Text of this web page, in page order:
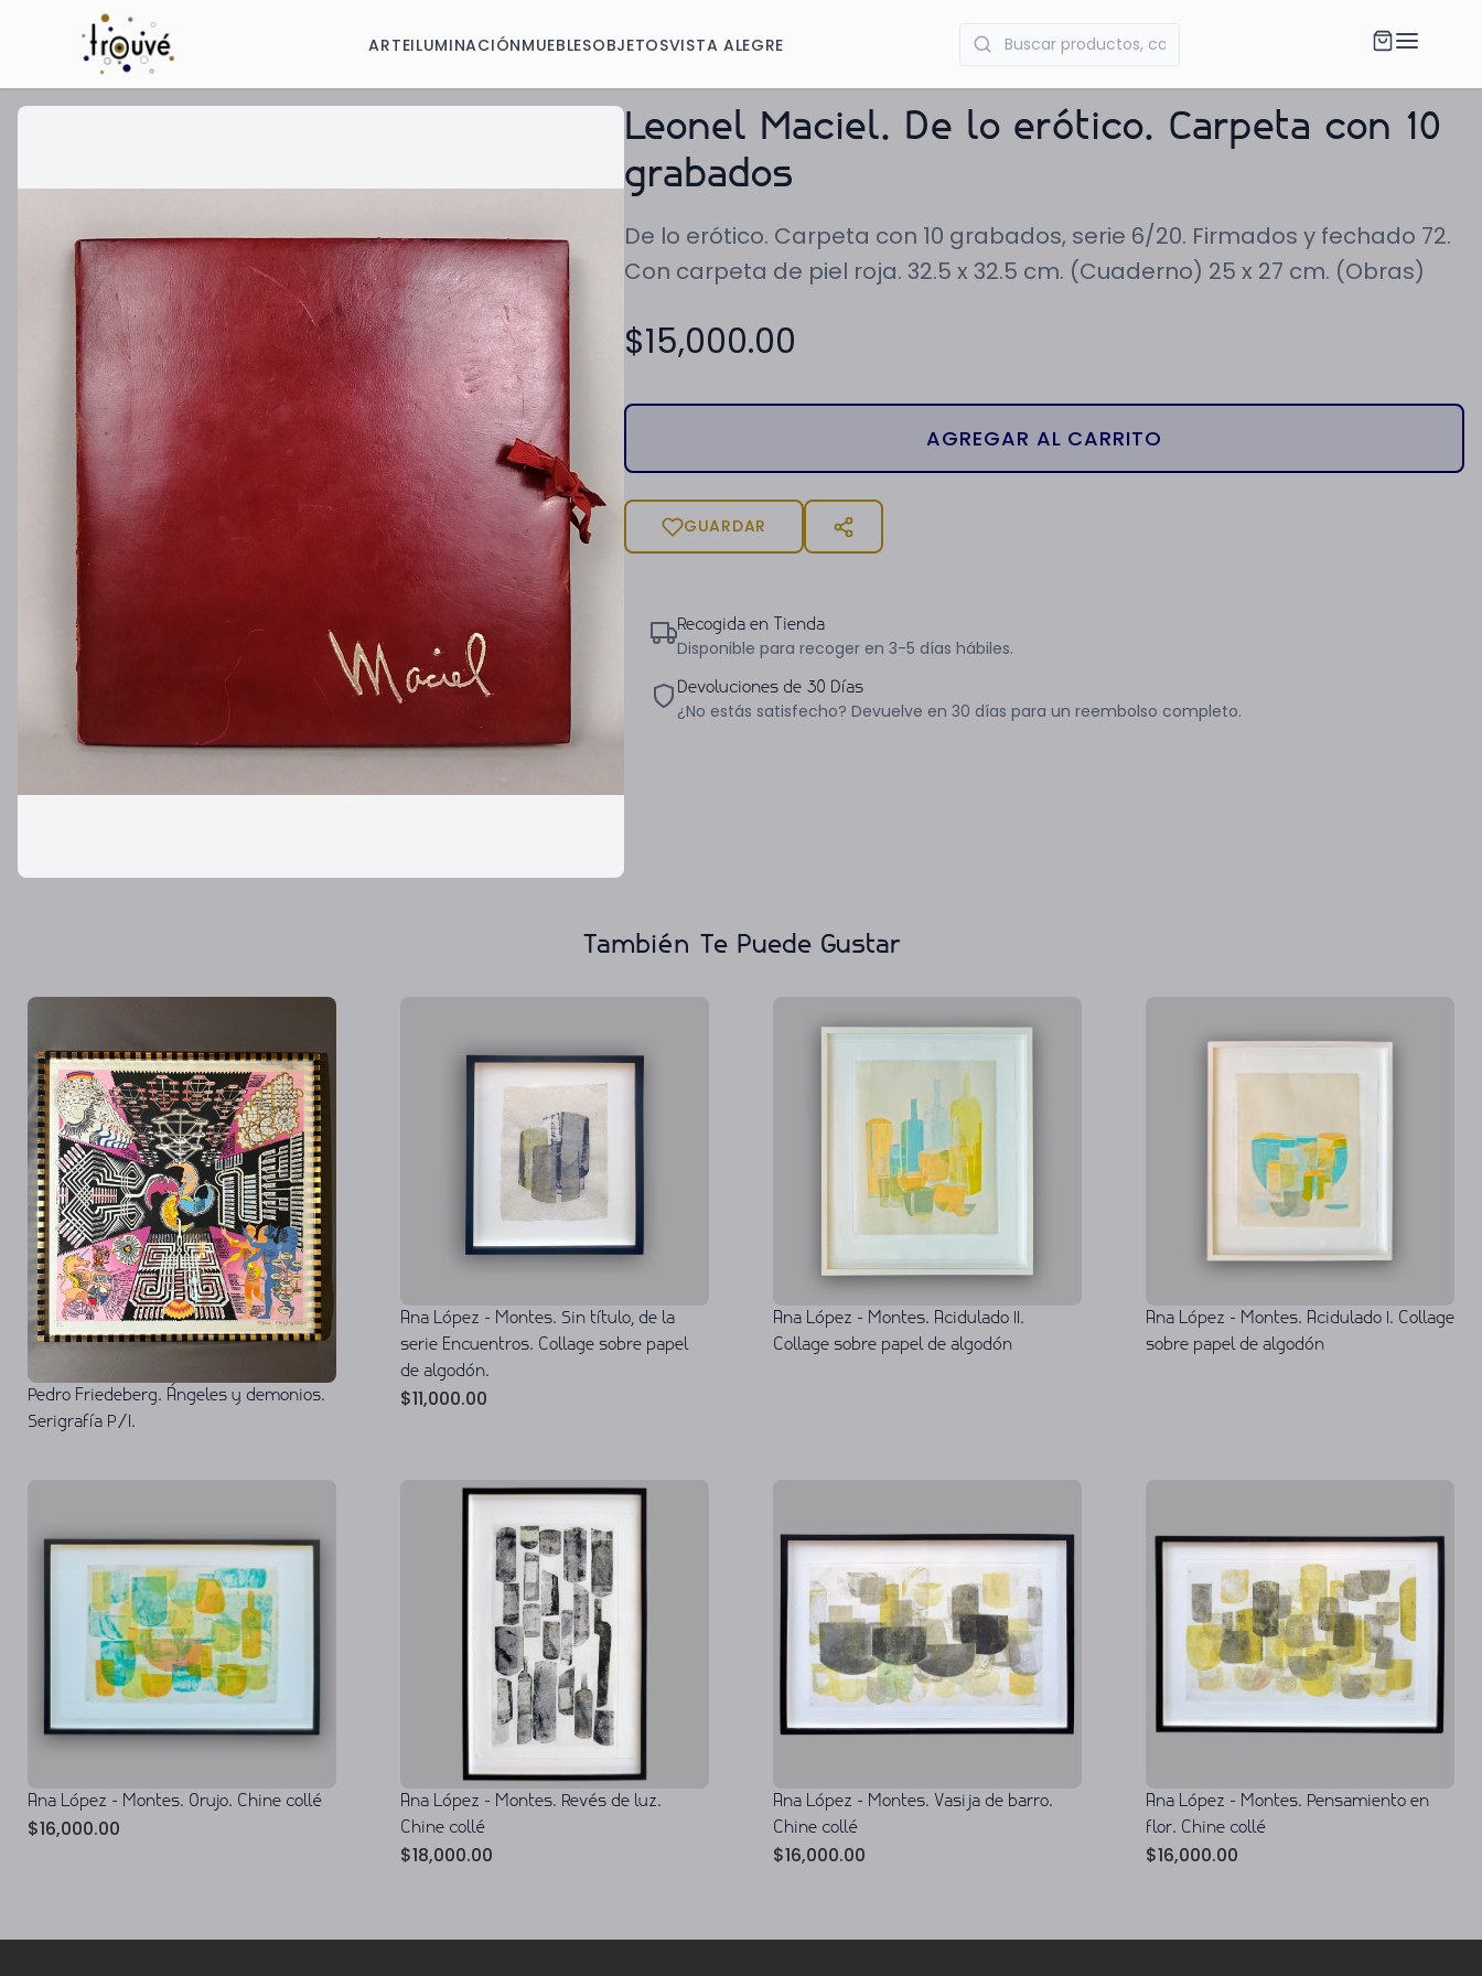
ARTEILUMINACIÓNMUEBLESOBJETOSVISTA ALEGRE
Leonel Maciel. De lo erótico. Carpeta con 10
grabados
De lo erótico. Carpeta con 10 grabados, serie 6/20. Firmados y fechado 72.
Con carpeta de piel roja. 32.5 x 32.5 cm. (Cuaderno) 25 x 27 cm. (Obras)
$15,000.00
AGREGAR AL CARRITO
GUARDAR
Recogida en Tienda
Disponible para recoger en 3-5 días hábiles.
Devoluciones de 30 Días
¿No estás satisfecho? Devuelve en 30 días para un reembolso completo.
También Te Puede Gustar
Pedro Friedeberg. Ángeles y demonios.
Serigrafía P/I.
Ana López - Montes. Sin título, de la
serie Encuentros. Collage sobre papel
de algodón.
$11,000.00
Ana López - Montes. Acidulado II.
Collage sobre papel de algodón
Ana López - Montes. Acidulado I. Collage
sobre papel de algodón
Ana López - Montes. Orujo. Chine collé
$16,000.00
Ana López - Montes. Revés de luz.
Chine collé
$18,000.00
Ana López - Montes. Vasija de barro.
Chine collé
$16,000.00
Ana López - Montes. Pensamiento en
flor. Chine collé
$16,000.00